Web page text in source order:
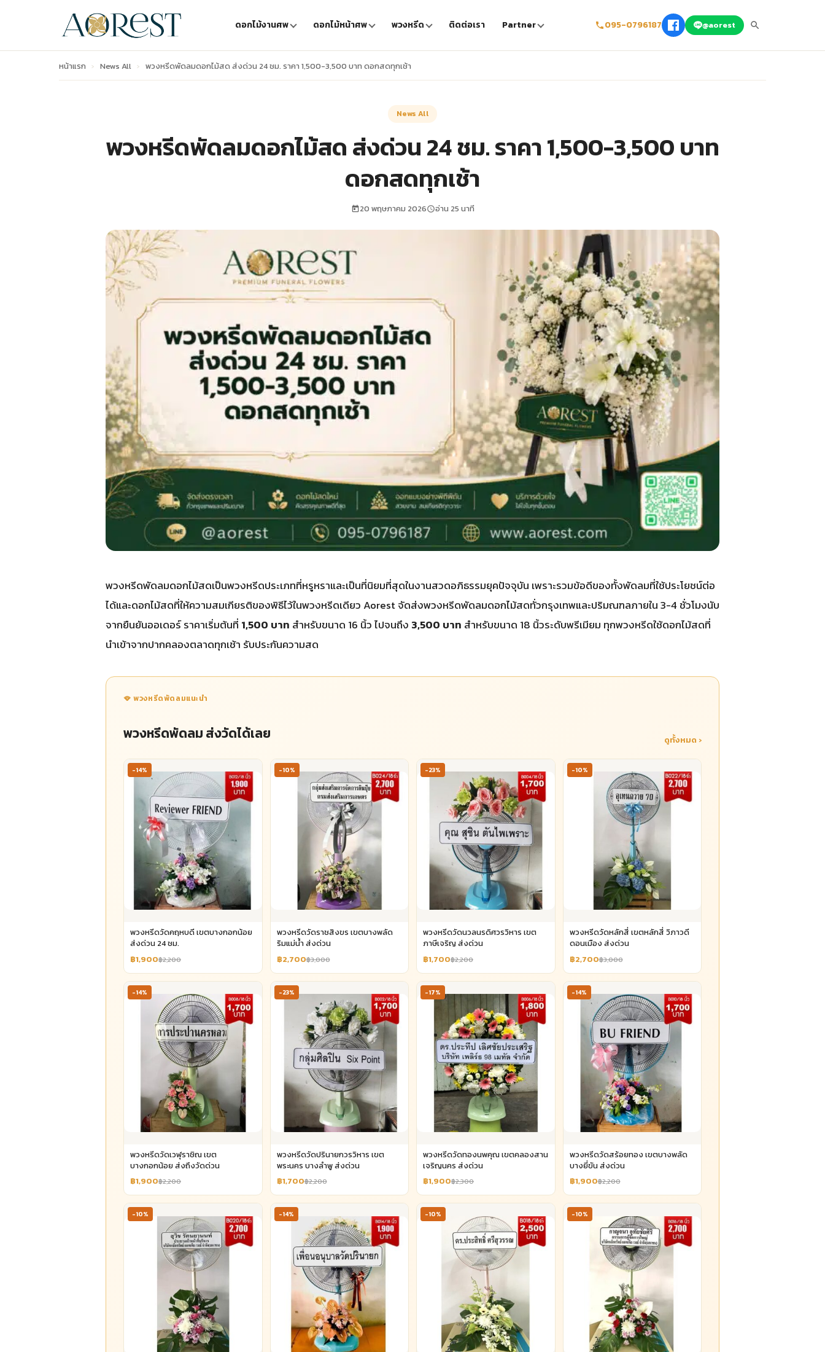
ดอกไม้งานศพ ดอกไม้หน้าศพ พวงหรีด ติดต่อเรา Partner 095-0796187 @aorest
หน้าแรก › News All › พวงหรีดพัดลมดอกไม้สด ส่งด่วน 24 ชม. ราคา 1,500-3,500 บาท ดอกสดทุกเช้า
News All
พวงหรีดพัดลมดอกไม้สด ส่งด่วน 24 ชม. ราคา 1,500-3,500 บาท
ดอกสดทุกเช้า
20 พฤษภาคม 2026 อ่าน 25 นาที
พวงหรีดพัดลมดอกไม้สดเป็นพวงหรีดประเภทที่หรูหราและเป็นที่นิยมที่สุดในงานสวดอภิธรรมยุคปัจจุบัน เพราะรวมข้อดีของทั้งพัดลมที่ใช้ประโยชน์ต่อ
ได้และดอกไม้สดที่ให้ความสมเกียรติของพิธีไว้ในพวงหรีดเดียว Aorest จัดส่งพวงหรีดพัดลมดอกไม้สดทั่วกรุงเทพและปริมณฑลภายใน 3-4 ชั่วโมงนับ
จากยืนยันออเดอร์ ราคาเริ่มต้นที่ 1,500 บาท สำหรับขนาด 16 นิ้ว ไปจนถึง 3,500 บาท สำหรับขนาด 18 นิ้วระดับพรีเมียม ทุกพวงหรีดใช้ดอกไม้สดที่
นำเข้าจากปากคลองตลาดทุกเช้า รับประกันความสด
🪭 พวงหรีดพัดลมแนะนำ
พวงหรีดพัดลม ส่งวัดได้เลย ดูทั้งหมด ›
-14%
พวงหรีดวัดคฤหบดี เขตบางกอกน้อย
ส่งด่วน 24 ชม.
฿1,900฿2,200
-10%
พวงหรีดวัดราชสิงขร เขตบางพลัด
ริมแม่น้ำ ส่งด่วน
฿2,700฿3,000
-23%
พวงหรีดวัดนวลนรดิศวรวิหาร เขต
ภาษีเจริญ ส่งด่วน
฿1,700฿2,200
-10%
พวงหรีดวัดหลักสี่ เขตหลักสี่ วิภาวดี
ดอนเมือง ส่งด่วน
฿2,700฿3,000
-14%
พวงหรีดวัดเวฬุราชิณ เขต
บางกอกน้อย ส่งถึงวัดด่วน
฿1,900฿2,200
-23%
พวงหรีดวัดปรินายกวรวิหาร เขต
พระนคร บางลำพู ส่งด่วน
฿1,700฿2,200
-17%
พวงหรีดวัดทองนพคุณ เขตคลองสาน
เจริญนคร ส่งด่วน
฿1,900฿2,300
-14%
พวงหรีดวัดสร้อยทอง เขตบางพลัด
บางยี่ขัน ส่งด่วน
฿1,900฿2,200
-10% -14% -10% -10%